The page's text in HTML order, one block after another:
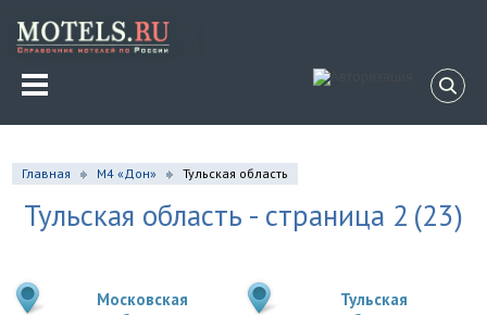
Главная М4 «Дон» Тульская область
Тульская область - страница 2 (23)
Московская
Тульская